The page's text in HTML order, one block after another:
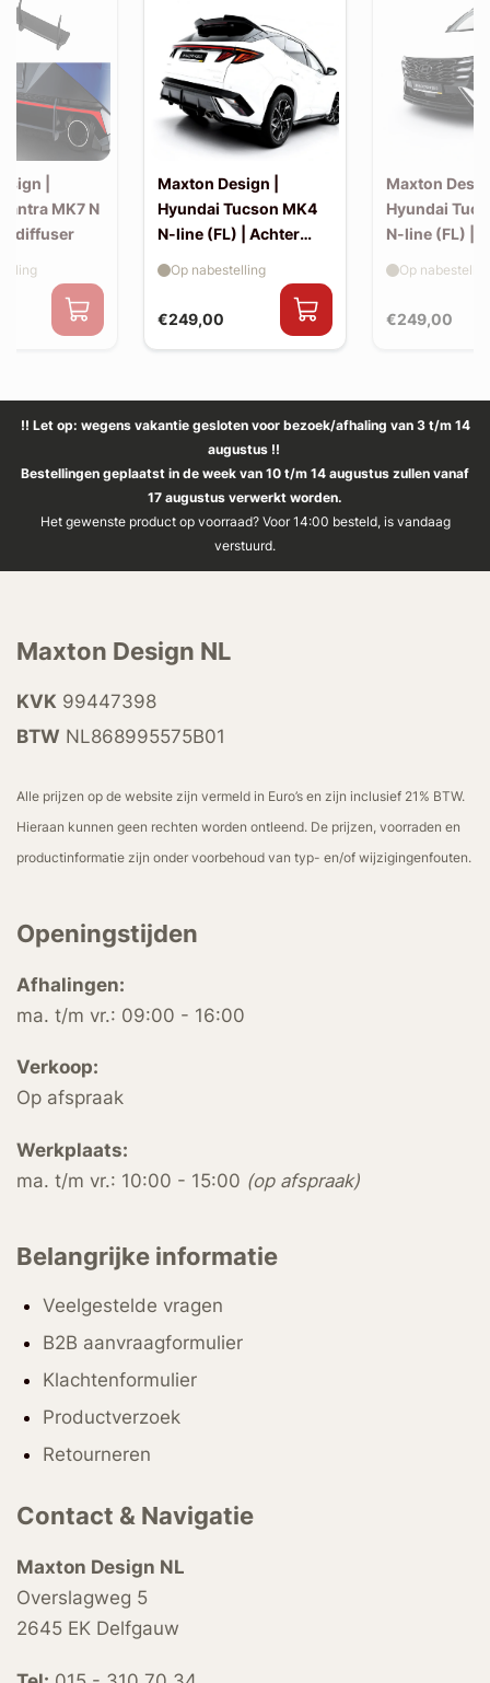
|
MK7 N
diffuser
Maxton Design |
Hyundai Tucson MK4
N-line (FL) | Achter
€249,00
Op nabestelling
Maxton
Hyundai
N-line (FL) |
€249,00
Op
!! Let op: wegens vakantie gesloten voor bezoek/afhaling van 3 t/m 14
augustus !!
Bestellingen geplaatst in de week van 10 t/m 14 augustus zullen vanaf
17 augustus verwerkt worden.
Het gewenste product op voorraad? Voor 14:00 besteld, is vandaag
verstuurd.
Maxton Design NL
KVK 99447398
BTW NL868995575B01
Alle prijzen op de website zijn vermeld in Euro’s en zijn inclusief 21% BTW.
Hieraan kunnen geen rechten worden ontleend. De prijzen, voorraden en
productinformatie zijn onder voorbehoud van typ- en/of wijzigingenfouten.
Openingstijden
Afhalingen:
ma. t/m vr.: 09:00 - 16:00
Verkoop:
Op afspraak
Werkplaats:
ma. t/m vr.: 10:00 - 15:00 (op afspraak)
Belangrijke informatie
Veelgestelde vragen
B2B aanvraagformulier
Klachtenformulier
Productverzoek
Retourneren
Contact & Navigatie
Maxton Design NL
Overslagweg 5
2645 EK Delfgauw